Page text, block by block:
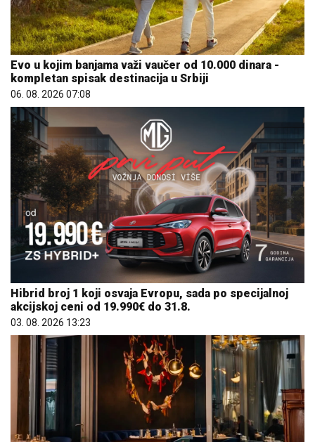
Evo u kojim banjama važi vaučer od 10.000 dinara -
kompletan spisak destinacija u Srbiji
06. 08. 2026 07:08
Hibrid broj 1 koji osvaja Evropu, sada po specijalnoj
akcijskoj ceni od 19.990€ do 31.8.
03. 08. 2026 13:23